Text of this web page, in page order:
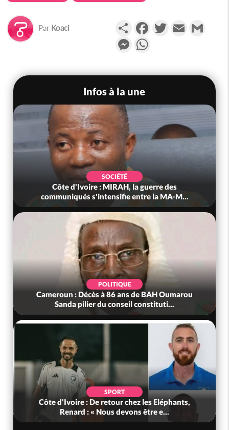
Par Koaci PartagerFacebookTwitterEmail
Messenger
Infos à la une
SOCIÉTÉ
Côte d'Ivoire : MIRAH, la guerre des
communiqués s'intensifie entre la MA-M...
POLITIQUE
Cameroun : Décès à 86 ans de BAH Oumarou
Sanda pilier du conseil constituti...
SPORT
Côte d'Ivoire : De retour chez les Eléphants,
Renard : « Nous devons être e...